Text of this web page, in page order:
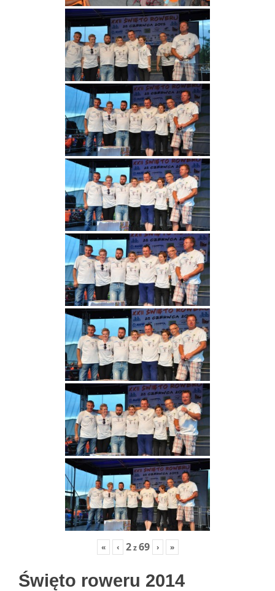
« ‹ 2z69 › »
Święto roweru 2014